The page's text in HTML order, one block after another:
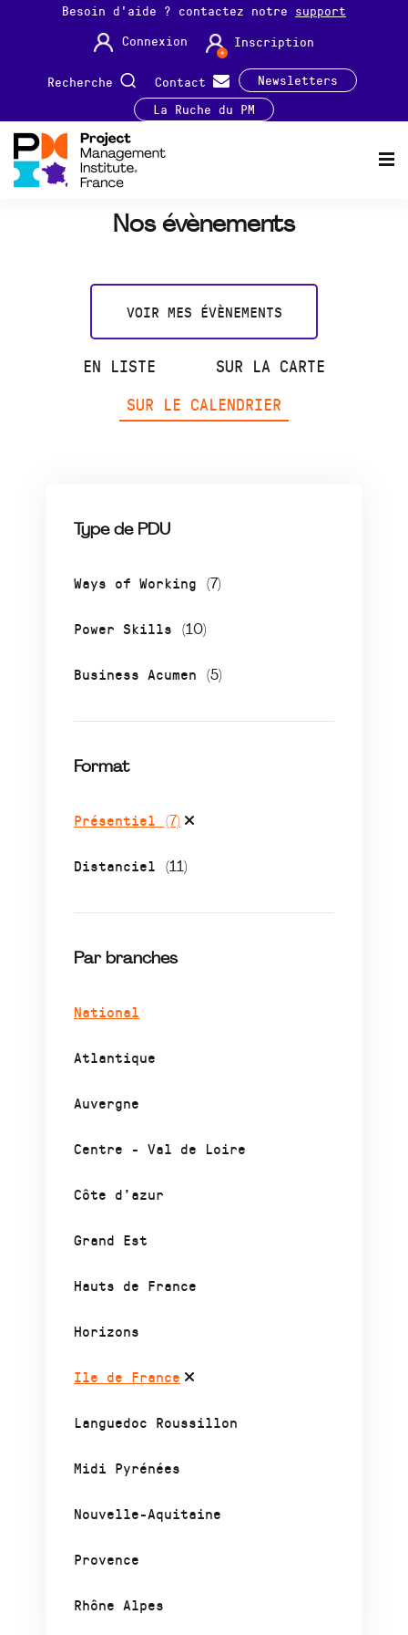
Besoin d'aide ? contactez notre support
Connexion
Inscription
Recherche Contact
Newsletters
La Ruche du PM
Nos évènements
VOIR MES ÉVÈNEMENTS
EN LISTE
SUR LA CARTE
SUR LE CALENDRIER
Type de PDU
Ways of Working (7)
Power Skills (10)
Business Acumen (5)
Format
Présentiel (7)
Distanciel (11)
Par branches
National
Atlantique
Auvergne
Centre - Val de Loire
Côte d’azur
Grand Est
Hauts de France
Horizons
Ile de France
Languedoc Roussillon
Midi Pyrénées
Nouvelle-Aquitaine
Provence
Rhône Alpes